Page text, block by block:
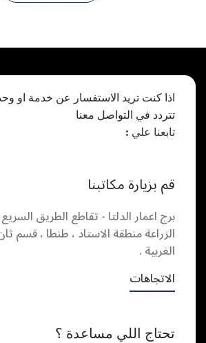
اذا كنت تريد الاستفسار عن خدمة او
تتردد في التواصل معنا
تابعنا علي :
قم بزيارة مكاتبنا
برج اعمار الدلتا - تقاطع الطريق
الزراعة منطقة الاستاد ، طنطا ، قسم
الغربية .
الاتجاهات
تحتاج اللي مساعدة ؟